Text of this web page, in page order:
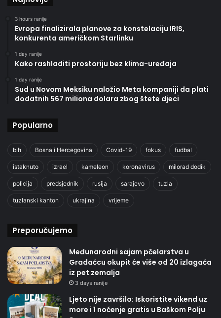
3 hours ranije
Evropa finalizirala planove za konstelaciju IRIS,
konkurenta američkom Starlinku
1 day ranije
Kako rashladiti prostoriju bez klima-uređaja
1 day ranije
Sud u Novom Meksiku naložio Meta kompaniji da plati
dodatnih 567 miliona dolara zbog štete djeci
Popularno
bih Bosna i Hercegovina Covid-19 fokus fudbal
istaknuto izrael kameleon koronavirus milorad dodik
policija predsjednik rusija sarajevo tuzla
tuzlanski kanton ukrajina vrijeme
Preporučujemo
Međunarodni sajam pčelarstva u
Gradačcu okupit će više od 20 izlagača
iz pet zemalja
3 days ranije
Ljeto nije završilo: Iskoristite vikend uz
more i 1 noćenje gratis u Baškom Polju